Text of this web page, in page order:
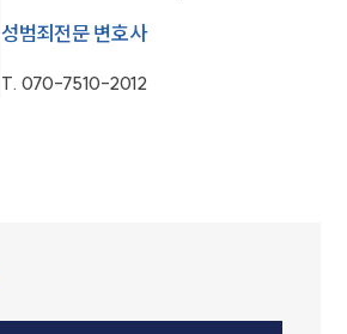
성범죄전문 변호사
T. 070-7510-2012